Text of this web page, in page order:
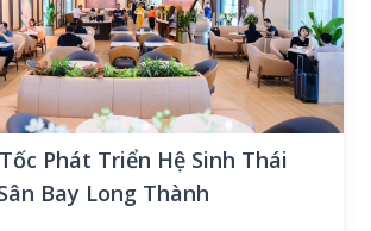
Phát Triển Hệ Sinh Thái
Bay Long Thành